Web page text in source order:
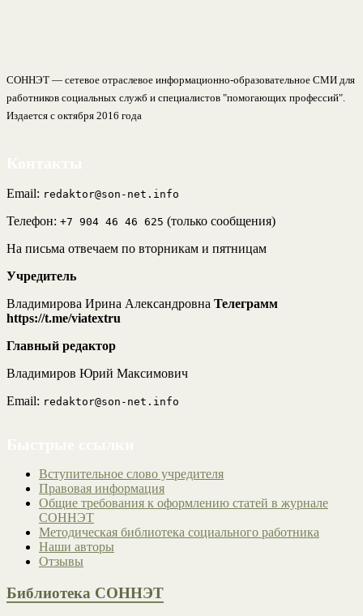
СОННЭТ — сетевое отраслевое информационно-образовательное СМИ для
работников социальных служб и специалистов "помогающих профессий".
Издается с октября 2016 года
Email: redaktor@son-net.info
Телефон: +7 904 46 46 625 (только сообщения)
На письма отвечаем по вторникам и пятницам
Учредитель
Владимирова Ирина Александровна Телеграмм
https://t.me/viatextru
Главный редактор
Владимиров Юрий Максимович
Email: redaktor@son-net.info
Вступительное слово учредителя
Правовая информация
Общие требования к оформлению статей в журнале
СОННЭТ
Методическая библиотека социального работника
Наши авторы
Отзывы
Библиотека СОННЭТ